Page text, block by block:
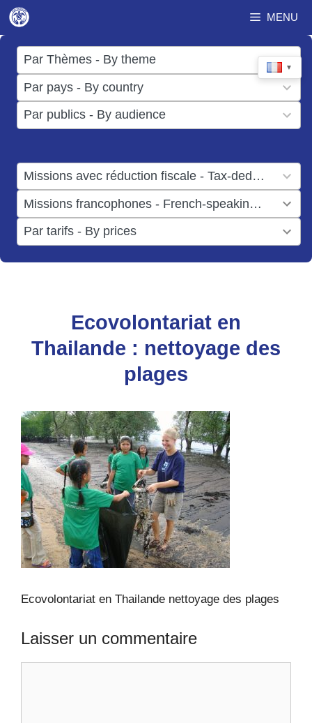
Aller
au
contenu
MENU
▼
Par Thèmes - By theme
17
results
available
Par pays - By country
50
results
available
Par publics - By audience
results
Missions avec réduction fiscale - Tax-deductible missions
result
available
Missions francophones - French-speaking missions
result
available
Par tarifs - By prices
results
available
Ecovolontariat en
Thailande : nettoyage des
plages
Ecovolontariat en Thailande nettoyage des plages
Laisser un commentaire